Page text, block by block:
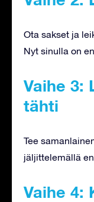
Ota sakset ja
Nyt sinulla on
Vaihe 3:
tähti
Tee
jäljittelemällä
Vaihe 4: